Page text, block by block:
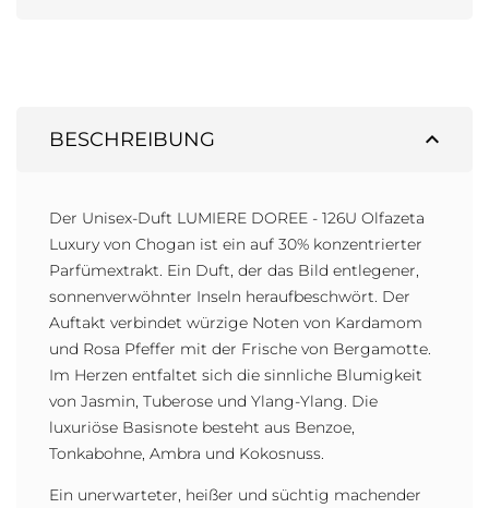
expand_less
BESCHREIBUNG
Der Unisex-Duft LUMIERE DOREE - 126U Olfazeta
Luxury von Chogan ist ein auf 30% konzentrierter
Parfümextrakt. Ein Duft, der das Bild entlegener,
sonnenverwöhnter Inseln heraufbeschwört. Der
Auftakt verbindet würzige Noten von Kardamom
und Rosa Pfeffer mit der Frische von Bergamotte.
Im Herzen entfaltet sich die sinnliche Blumigkeit
von Jasmin, Tuberose und Ylang-Ylang. Die
luxuriöse Basisnote besteht aus Benzoe,
Tonkabohne, Ambra und Kokosnuss.
Ein unerwarteter, heißer und süchtig machender